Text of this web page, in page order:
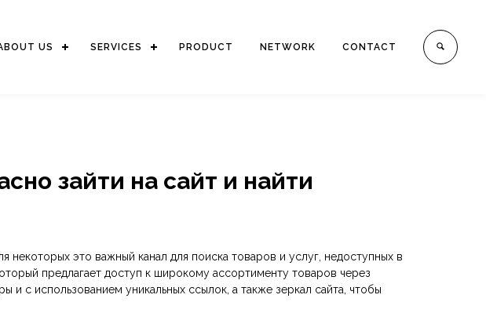
US SERVICES PRODUCT NETWORK CONTACT
зайти на сайт и найти
некоторых это важный канал для поиска товаров и услуг, недоступных в
предлагает доступ к широкому ассортименту товаров через
с использованием уникальных ссылок, а также зеркал сайта, чтобы